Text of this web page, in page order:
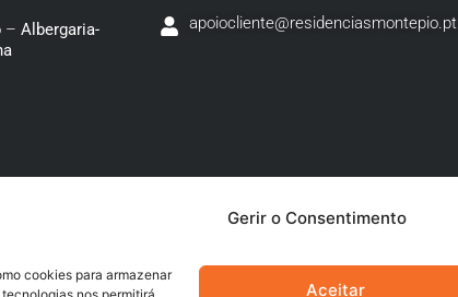
Gerir o Consentimento
cookies para armazenar
Aceitar
– Albergaria-
apoiocliente@residenciasmontepio.pt